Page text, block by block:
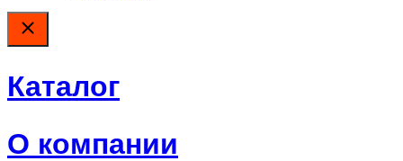
Каталог
О компании